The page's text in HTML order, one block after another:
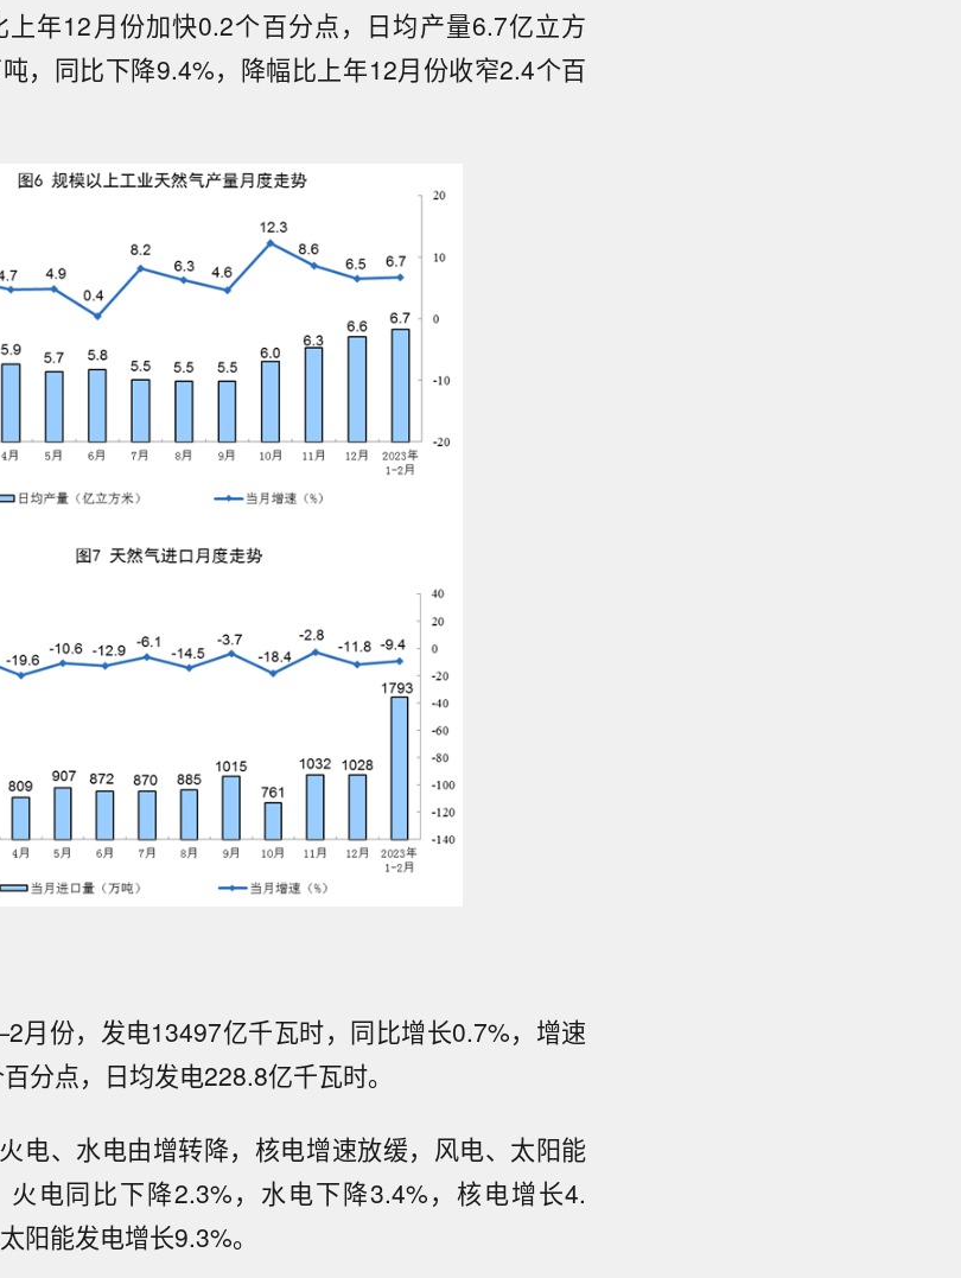
年12月份加快0.2个百分点，日均产量6.7亿立方
，同比下降9.4%，降幅比上年12月份收窄2.4个百
月份，发电13497亿千瓦时，同比增长0.7%，增速
分点，日均发电228.8亿千瓦时。
电、水电由增转降，核电增速放缓，风电、太阳能
电同比下降2.3%，水电下降3.4%，核电增长4.
阳能发电增长9.3%。